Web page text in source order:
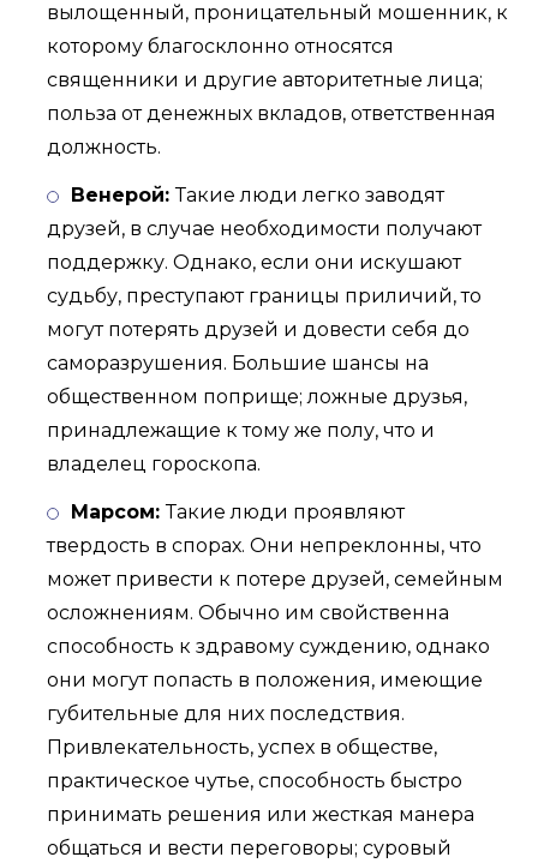
вылощенный, проницательный мошенник, к
которому благосклонно относятся
священники и другие авторитетные лица;
польза от денежных вкладов, ответственная
должность.
Венерой:Такие люди легко заводят
друзей, в случае необходимости получают
поддержку. Однако, если они искушают
судьбу, преступают границы приличий, то
могут потерять друзей и довести себя до
саморазрушения. Большие шансы на
общественном поприще; ложные друзья,
принадлежащие к тому же полу, что и
владелец гороскопа.
Марсом:Такие люди проявляют
твердость в спорах. Они непреклонны, что
может привести к потере друзей, семейным
осложнениям. Обычно им свойственна
способность к здравому суждению, однако
они могут попасть в положения, имеющие
губительные для них последствия.
Привлекательность, успех в обществе,
практическое чутье, способность быстро
принимать решения или жесткая манера
общаться и вести переговоры; суровый